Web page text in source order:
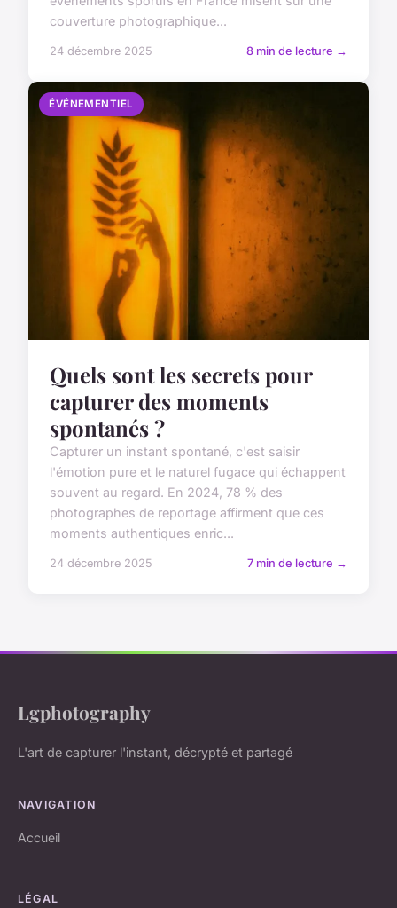
couverture photographique...
24 décembre 2025 8 min de lecture →
ÉVÉNEMENTIEL
Quels sont les secrets pour
capturer des moments
spontanés ?
Capturer un instant spontané, c'est saisir
l'émotion pure et le naturel fugace qui échappent
souvent au regard. En 2024, 78 % des
photographes de reportage affirment que ces
moments authentiques enric...
24 décembre 2025 7 min de lecture →
Lgphotography
L'art de capturer l'instant, décrypté et partagé
NAVIGATION
Accueil
LÉGAL